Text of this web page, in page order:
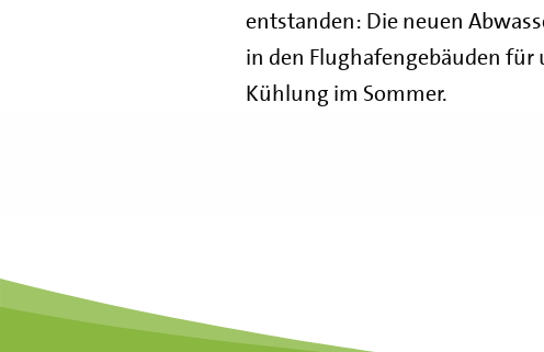
entstanden: Die neuen
in den Flughafengebäuden
Kühlung im Sommer.